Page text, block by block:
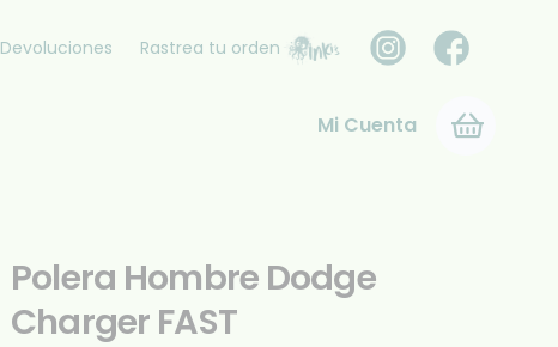
Devoluciones Rastrea tu orden
Mi Cuenta
Polera Hombre Dodge
Charger FAST